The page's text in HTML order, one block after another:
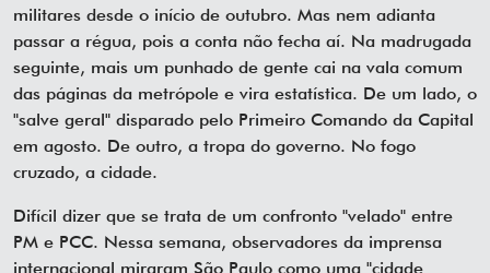
militares desde o início de outubro. Mas nem adianta
passar a régua, pois a conta não fecha aí. Na madrugada
seguinte, mais um punhado de gente cai na vala comum
das páginas da metrópole e vira estatística. De um lado, o
"salve geral" disparado pelo Primeiro Comando da Capital
em agosto. De outro, a tropa do governo. No fogo
cruzado, a cidade.
Difícil dizer que se trata de um confronto "velado" entre
PM e PCC. Nessa semana, observadores da imprensa
internacional miraram São Paulo como uma "cidade